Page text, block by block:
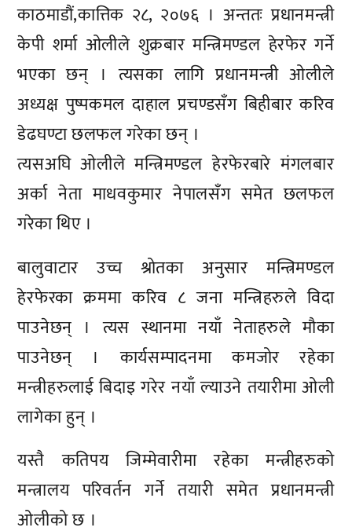
काठमाडौं,कात्तिक २८, २०७६ । अन्ततः प्रधानमन्त्री
केपी शर्मा ओलीले शुक्रबार मन्त्रिमण्डल हेरफेर गर्ने
भएका छन् । त्यसका लागि प्रधानमन्त्री ओलीले
अध्यक्ष पुष्पकमल दाहाल प्रचण्डसँग बिहीबार करिव
डेढघण्टा छलफल गरेका छन् ।
त्यसअघि ओलीले मन्त्रिमण्डल हेरफेरबारे मंगलबार
अर्का नेता माधवकुमार नेपालसँग समेत छलफल
गरेका थिए ।
बालुवाटार उच्च श्रोतका अनुसार मन्त्रिमण्डल
हेरफेरका क्रममा करिव ८ जना मन्त्रिहरुले विदा
पाउनेछन् । त्यस स्थानमा नयाँ नेताहरुले मौका
पाउनेछन् । कार्यसम्पादनमा कमजोर रहेका
मन्त्रीहरुलाई बिदाइ गरेर नयाँ ल्याउने तयारीमा ओली
लागेका हुन् ।
यस्तै कतिपय जिम्मेवारीमा रहेका मन्त्रीहरुको
मन्त्रालय परिवर्तन गर्ने तयारी समेत प्रधानमन्त्री
ओलीको छ ।